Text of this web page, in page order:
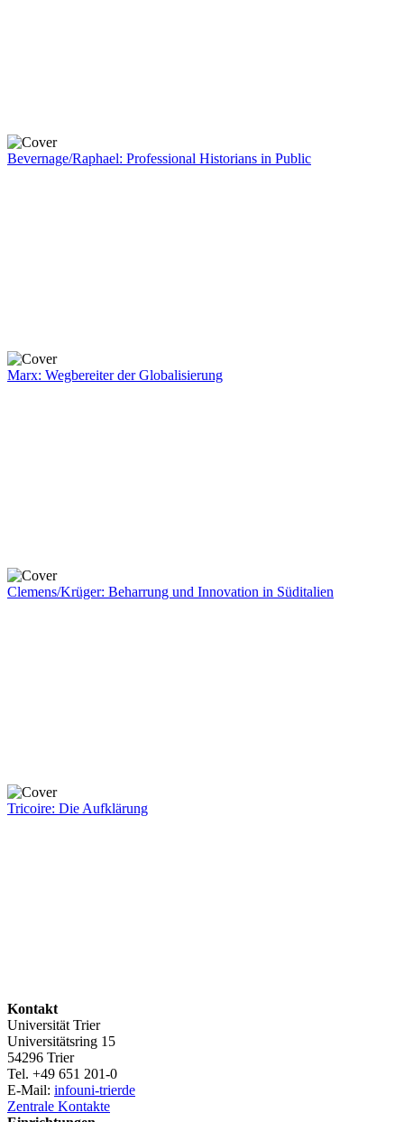
Bevernage/Raphael: Professional Historians in Public
Marx: Wegbereiter der Globalisierung
Clemens/Krüger: Beharrung und Innovation in Süditalien
Tricoire: Die Aufklärung
Kontakt
Universität Trier
Universitätsring 15
54296 Trier
Tel. +49 651 201-0
E-Mail: infouni-trierde
Zentrale Kontakte